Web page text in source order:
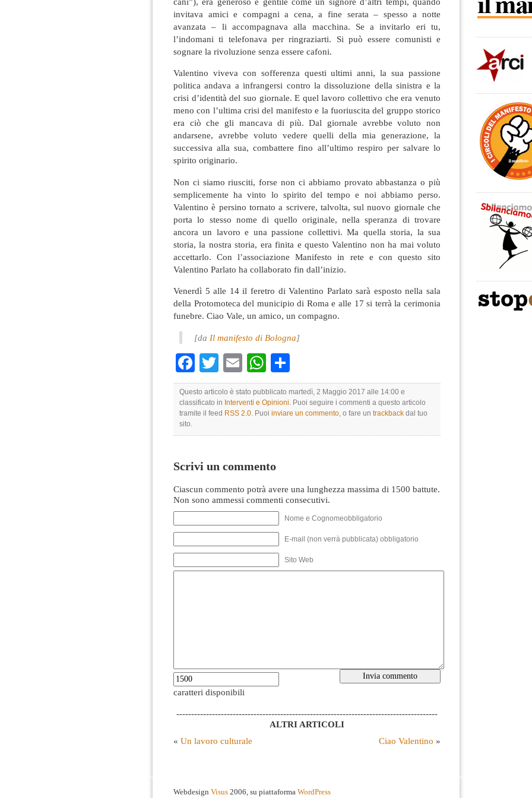
invitava amici e compagni a cena, a fine serata – spesso a notte
avanzata – li accompagnava alla macchina. Se a invitarlo eri tu,
l’indomani ti telefonava per ringraziarti. Si può essere comunisti e
sognare la rivoluzione senza essere cafoni.
Valentino viveva con sofferenza questi ultimi anni, la sua passione
politica andava a infrangersi contro la dissoluzione della sinistra e la
crisi d’identità del suo giornale. E quel lavoro collettivo che era venuto
meno con l’ultima crisi del manifesto e la fuoriuscita del gruppo storico
era ciò che gli mancava di più. Dal giornale avrebbe voluto non
andarsene, avrebbe voluto vedere quelli della mia generazione, la
successiva alla sua, combattere fino all’ultimo respiro per salvare lo
spirito originario.
Non ci siamo riusciti, forse non ci abbiamo provato abbastanza o più
semplicemente ha vinto lo spirito del tempo e noi abbiamo perso.
Valentino è persino tornato a scrivere, talvolta, sul nuovo giornale che
porta lo stesso nome di quello originale, nella speranza di trovare
ancora un lavoro e una passione collettivi. Ma quella storia, la sua
storia, la nostra storia, era finita e questo Valentino non ha mai voluto
accettarlo. Con l’associazione Manifesto in rete e con questo sito
Valentino Parlato ha collaborato fin dall’inizio.
Venerdì 5 alle 14 il feretro di Valentino Parlato sarà esposto nella sala
della Protomoteca del municipio di Roma e alle 17 si terrà la cerimonia
funebre. Ciao Vale, un amico, un compagno.
[da Il manifesto di Bologna]
Facebook
Twitter
EmailWhatsApp
Questo articolo è stato pubblicato martedì, 2 Maggio 2017 alle 14:00 e
classificato in Interventi e Opinioni . Puoi seguire i commenti a questo articolo
tramite il feed RSS 2.0 . Puoi inviare un commento , o fare un trackback dal tuo
sito.
Scrivi un commento
Ciascun commento potrà avere una lunghezza massima di 1500 battute.
Non sono ammessi commenti consecutivi.
Nome e Cognomeobbligatorio
E-mail (non verrà pubblicata) obbligatorio
Sito Web
caratteri disponibili
----------------------------------------------------------------------------------------
ALTRI ARTICOLI
« Un lavoro culturale Ciao Valentino »
Webdesign Visus 2006, su piattaforma WordPress